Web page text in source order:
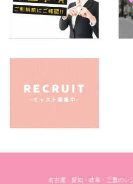
Q.好きなスポーツは何ですか
A.唯一できるのは卓球かな、運動音
Q.ストレスの解消方法は？
A.めっちゃ走る！仕事でストレスた
Q.旅行で行きたいところは何処ですか
A. 小さい頃はお習字習ってました。
名古屋・愛知・岐阜・三重のレ